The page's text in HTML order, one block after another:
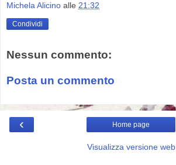
Michela Alicino alle 21:32
Condividi
Nessun commento:
Posta un commento
‹ Home page
Visualizza versione web